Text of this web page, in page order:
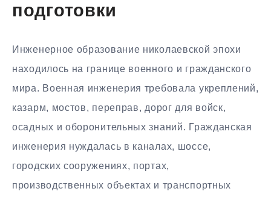
подготовки
Инженерное образование николаевской эпохи
находилось на границе военного и гражданского
мира. Военная инженерия требовала укреплений,
казарм, мостов, переправ, дорог для войск,
осадных и оборонительных знаний. Гражданская
инженерия нуждалась в каналах, шоссе,
городских сооружениях, портах,
производственных объектах и транспортных